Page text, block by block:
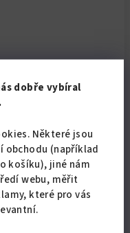
dobře vybíral
Některé jsou
obchodu (například
košíku), jiné nám
webu, měřit
které pro vás
o termínu
z auta, ale jelikož
důvodů. Děkujeme za